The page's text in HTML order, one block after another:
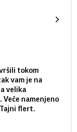
tokom
vam je na
velika
namenjeno
flert.